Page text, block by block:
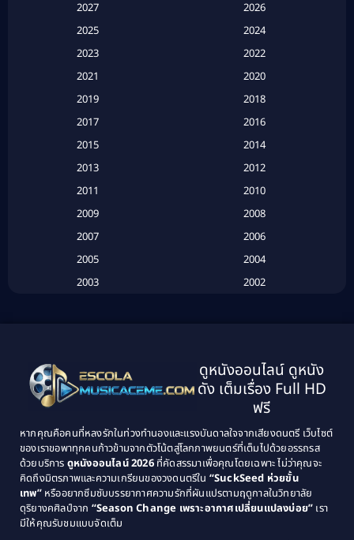
Based on a True Story สร้างจากเรื่องจริง(2)
Based on a True Story เรื่องจริง (20)
Based on a True Story เรื่องจริง (16)
(134)
Classic หนังคลาสสิก(21)
Classic หนังคลาสสิก(25)
Comedy ตลก(46)
Comedy ตลก(515)
2027
2026
2025
2024
2023
2022
2021
2020
2019
2018
2017
2016
2015
2014
2013
2012
2011
2010
2009
2008
2007
2006
2005
2004
2003
2002
1995
1994
1993
1992
1989
1988
1987
1986
1985
1984
1983
1982
ดูหนังออนไลน์ ดูหนัง
ดัง เต็มเรื่อง Full HD
ฟรี
หากคุณคือคนที่หลงรักในท่วงทำนองและแรงบันดาลใจจากเสียงดนตรี เว็บไซต์
ของเราขอพาทุกคนก้าวข้ามจากตัวโน้ตสู่โลกภาพยนตร์ที่เต็มไปด้วยอรรถรส
ด้วยบริการ ดูหนังออนไลน์ 2026ที่คัดสรรมาเพื่อคุณโดยเฉพาะ ไม่ว่าคุณจะ
คิดถึงมิตรภาพและความเกรียนของวงดนตรีใน “SuckSeed ห่วยขั้น
เทพ”หรืออยากซึมซับบรรยากาศความรักที่ผันแปรตามฤดูกาลในวิทยาลัย
ดุริยางคศิลป์จาก “Season Change เพราะอากาศเปลี่ยนแปลงบ่อย” เรา
มีให้คุณรับชมแบบจัดเต็ม